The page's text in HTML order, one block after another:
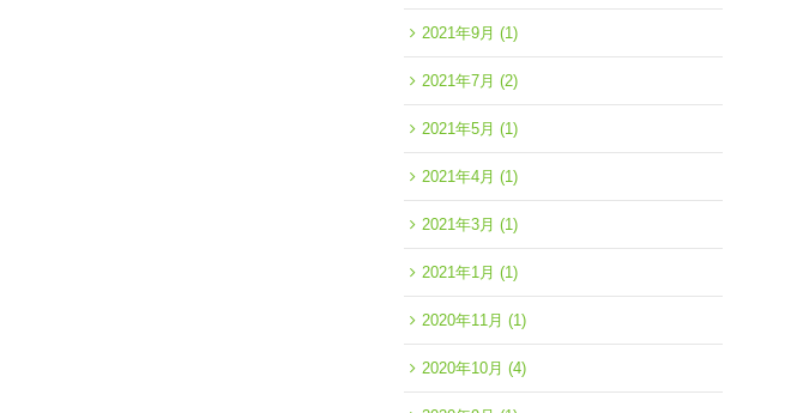
2021年9月 (1)
2021年7月 (2)
2021年5月 (1)
2021年4月 (1)
2021年3月 (1)
2021年1月 (1)
2020年11月 (1)
2020年10月 (4)